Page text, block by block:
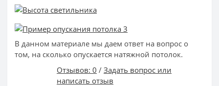
В данном материале мы даем ответ на вопрос о
том, на сколько опускается натяжной потолок.
Отзывов: 0 / Задать вопрос или
написать отзыв